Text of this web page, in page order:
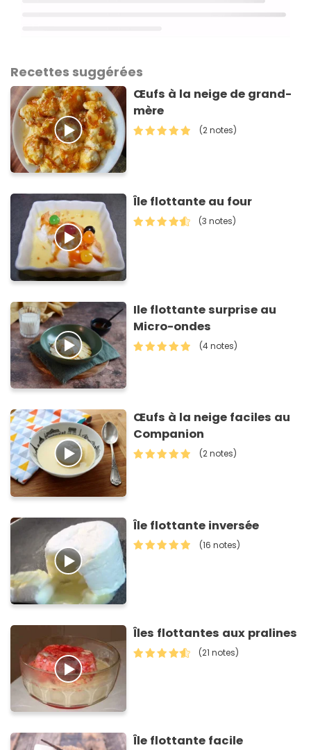
Recettes suggérées
Œufs à la neige de grand-
mère
(2 notes)
Île flottante au four
(3 notes)
Ile flottante surprise au
Micro-ondes
(4 notes)
Œufs à la neige faciles au
Companion
(2 notes)
Île flottante inversée
(16 notes)
Îles flottantes aux pralines
(21 notes)
Île flottante facile